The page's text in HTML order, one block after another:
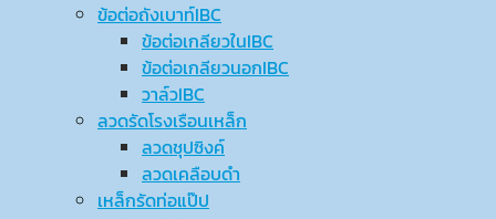
ข้อต่อถังเบาท์IBC
ข้อต่อเกลียวในIBC
ข้อต่อเกลียวนอกIBC
วาล์วIBC
ลวดรัดโรงเรือนเหล็ก
ลวดชุปซิงค์
ลวดเคลือบดำ
เหล็กรัดท่อแป๊ป